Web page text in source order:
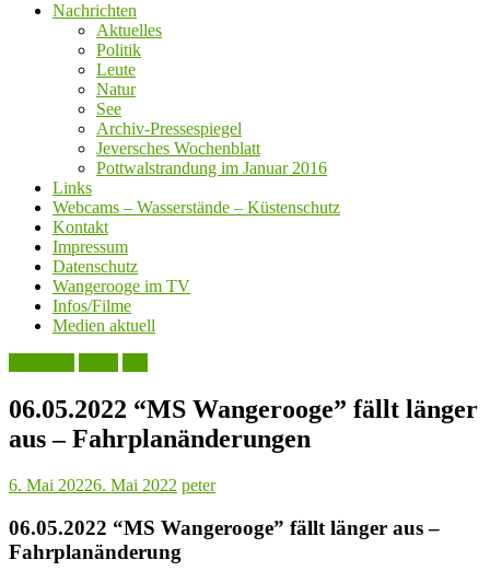
Nachrichten
Aktuelles
Politik
Leute
Natur
See
Archiv-Pressespiegel
Jeversches Wochenblatt
Pottwalstrandung im Januar 2016
Links
Webcams – Wasserstände – Küstenschutz
Kontakt
Impressum
Datenschutz
Wangerooge im TV
Infos/Filme
Medien aktuell
06.05.2022 “MS Wangerooge” fällt länger
aus – Fahrplanänderungen
6. Mai 20226. Mai 2022 peter
06.05.2022 “MS Wangerooge” fällt länger aus –
Fahrplanänderung